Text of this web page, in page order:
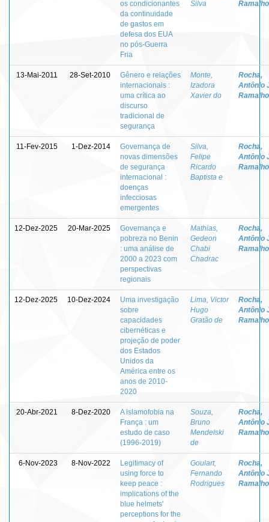
os condicionantes
da continuidade
de gastos em
defesa dos EUA
no pós-Guerra
Fria
Silva
13-Mai-2011 28-Set-2010
Gênero e relações
internacionais :
uma crítica ao
discurso
tradicional de
segurança
Monte,
Izadora
Xavier do
Rocha,
Antônio
11-Fev-2015 1-Dez-2014
Governança de
novas dimensões
de segurança
internacional :
doenças
infecciosas
emergentes
Silva,
Felipe
Ricardo
Baptista e
Rocha,
Antônio
12-Dez-2025 20-Mar-2025
Governança e
pobreza no Benin
: uma análise de
2000 a 2023 com
perspectivas
regionais
Mathias,
Gedeon
Chabi
Chadrac
Rocha,
Antônio
12-Dez-2025 10-Dez-2024
Uma investigação
sobre
capacidades
cibernéticas e
projeção de poder
dos Estados
Unidos da
América entre os
anos de 2010-
2020
Lima, Victor
Hugo
Gratão de
Rocha,
Antônio
20-Abr-2021 8-Dez-2020
A islamofobia na
França : um
estudo de caso
(1996-2019)
Souza,
Bruno
Mendelski
de
Rocha,
Antônio
6-Nov-2023 8-Nov-2022
Legitimacy of
using force to
keep peace :
implications of the
blue helmets'
perceptions for the
Goulart,
Fernando
Rodrigues
Rocha,
Antônio